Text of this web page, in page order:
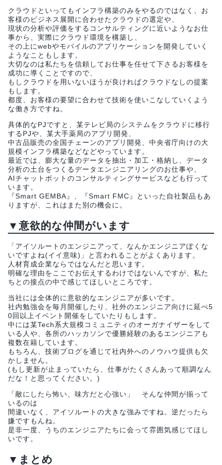
クラウドといってもインフラ構築のみをやるのではなく、お
客様のビジネス展開に合わせたクラウドの選定や、
現状の分析や評価をするコンサルティングに近いようなお仕
事から、実際にクラウド環境を構築し、
その上にwebやモバイルのアプリケーションを開発していく
ようなこともします。
大切なのは私たちを信頼してお仕事を任せて下さるお客様を
成功に導くことですので、
もしクラウドを用いないほうが良ければクラウドなしの提案
もします。
都度、お客様の要望に合わせて技術を使いこなしていくよう
な働き方ですね。
具体的なPJですと、某テレビ局のシステムをクラウドに移行
するPJや、某大手薬局のアプリ開発、
中古品販売の全国チェーンのアプリ開発、中央省庁向けの大
規模インフラ構築などなどやっています。
最近では、膨大な量のデータを抽出・加工・格納し、データ
分析の土台をつくるデータエンジニアリングのお仕事や、
AIチャットボットのコンサルティングサービスなども行って
います。
『Smart GEMBA』、『Smart FMC』といった自社製品もあ
りますが、これはまた別の機会に。
▼意欲的な仲間がいます
「アイソルートのエンジニアって、なんかエンジニアぽくな
いですよね(イイ意味)」と言われることがよくあります。
人材育成企業ならではなんだと思います。
明確な理由をここでお伝えするわけではないんですが、私た
ちとの接点の中で感じてほしいところです。
当社には全体的に意欲的なエンジニアが多いです。
社内勉強会を毎月開催したり、社外のエンジニア向けに延べ5
0回以上イベント開催をしていたりもします。
中には某Tech系大規模コミュニティのオーガナイザーをして
いる人や、各所のハッカソンで優勝経験のあるエンジニアも
複数在籍しています。
もちろん、技術ブログを通じて社内外へのノウハウ提供も欠
かしません。
(もし更新が止まっていたら、仕事がたくさんあって順調なん
だな！と思ってください。)
「敵にしたら怖い、味方だと心強い」 そんな仲間が揃って
いるのは
間違いなく、アイソルートの大きな強みですね。逆だったら
嫌ですもんね。
是非一度、うちのエンジニアたちに会って雰囲気感じてほし
いです。
▼まとめ